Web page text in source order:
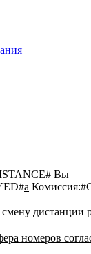
Вы
a Комиссия:
дистанции
номеров